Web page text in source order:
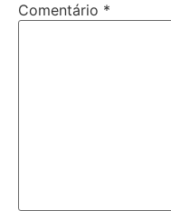
Comentário *